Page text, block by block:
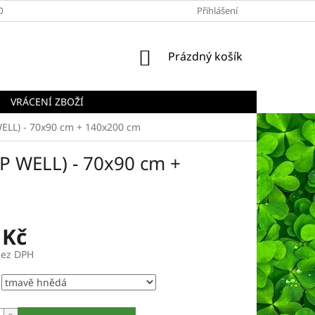
PODMÍNKY PODMÍNKY OCHRANY OSOBNÍCH ÚDAJŮ
Přihlášení
NÁKUPNÍ
Prázdný košík
VRÁCENÍ ZBOŽÍ
- 70x90 cm + 140x200 cm
WELL) - 70x90 cm +
DPH